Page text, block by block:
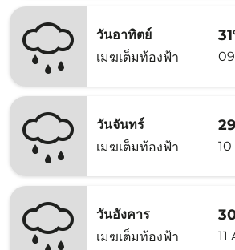
วันอาทิตย์
เมฆเต็มท้องฟ้า
วันจันทร์
เมฆเต็มท้องฟ้า
วันอังคาร
เมฆเต็มท้องฟ้า